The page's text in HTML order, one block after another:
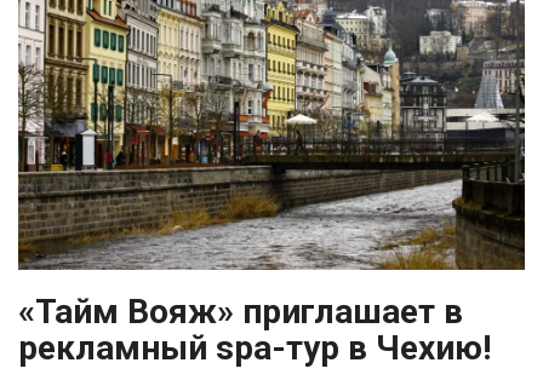
«Тайм Вояж» приглашает в
рекламный spa-тур в Чехию!